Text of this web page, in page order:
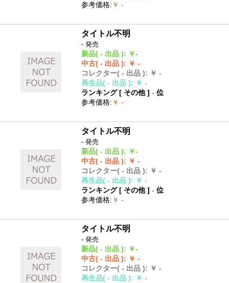
参考価格: ￥ -
タイトル不明
- 発売
新品( - 出品 ): ￥-
中古( - 出品 ): ￥ -
コレクター( - 出品 ): ￥ -
再生品( - 出品 ): ￥ -
ランキング [ その他]- 位
参考価格: ￥ -
タイトル不明
- 発売
新品( - 出品 ): ￥-
中古( - 出品 ): ￥ -
コレクター( - 出品 ): ￥ -
再生品( - 出品 ): ￥ -
ランキング [ その他]- 位
参考価格: ￥ -
タイトル不明
- 発売
新品( - 出品 ): ￥-
中古( - 出品 ): ￥ -
コレクター( - 出品 ): ￥ -
再生品( - 出品 ): ￥ -